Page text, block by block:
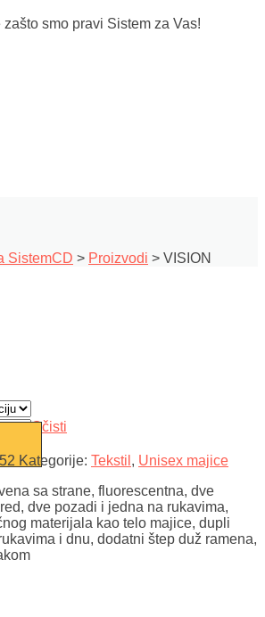
zašto smo pravi Sistem za Vas!
SistemCD > Proizvodi > VISION
Očisti
Kategorije: Tekstil , Unisex majice
sa strane, fluorescentna, dve
dve pozadi i jedna na rukavima,
materijala kao telo majice, dupli
i dnu, dodatni štep duž ramena,